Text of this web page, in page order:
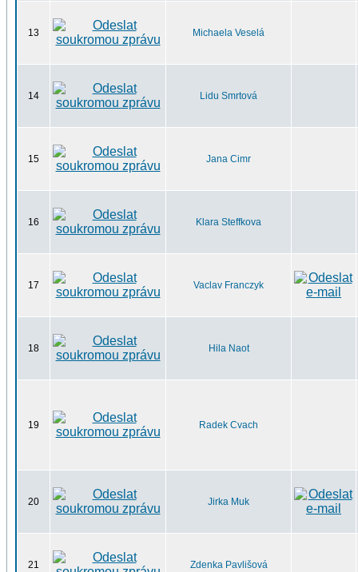
13 Michaela Veselá
14 Lidu Smrtová
15 Jana Cimr
16 Klara Steffkova
17 Vaclav Franczyk
18 Hila Naot
19 Radek Cvach
20 Jirka Muk
21 Zdenka Pavlišová